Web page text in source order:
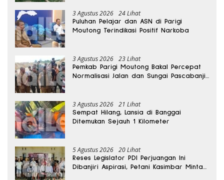
3 Agustus 2026 24 Lihat
Puluhan Pelajar dan ASN di Parigi
Moutong Terindikasi Positif Narkoba
3 Agustus 2026 23 Lihat
Pemkab Parigi Moutong Bakal Percepat
Normalisasi Jalan dan Sungai Pascabanjir
3 Agustus 2026 21 Lihat
Sempat Hilang, Lansia di Banggai
Ditemukan Sejauh 1 Kilometer
5 Agustus 2026 20 Lihat
Reses Legislator PDI Perjuangan Ini
Dibanjiri Aspirasi, Petani Kasimbar Minta